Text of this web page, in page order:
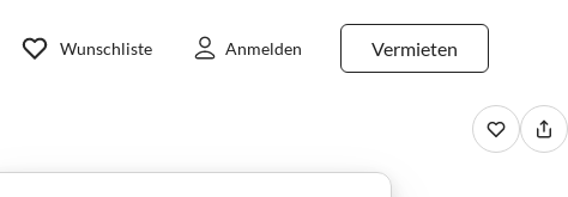
Vermieten
Wunschliste Anmelden